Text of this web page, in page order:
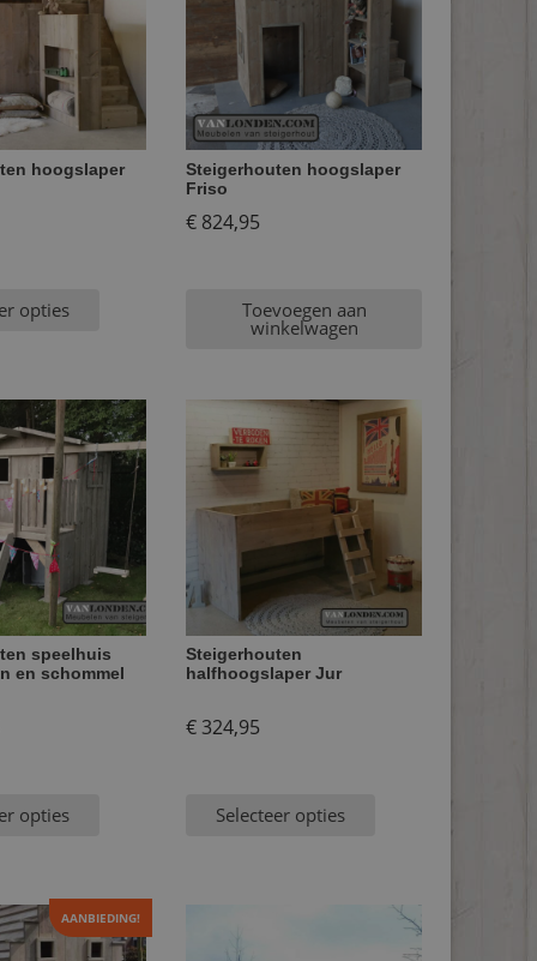
hoogslaper
opties
Steigerhouten hoogslaper
Friso
€ 824,95
Toevoegen aan
winkelwagen
speelhuis
en schommel
opties
Steigerhouten
halfhoogslaper Jur
€324,95
Selecteer opties
AANBIEDING!